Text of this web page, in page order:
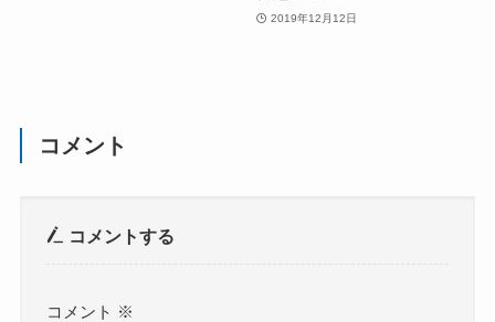
2019年12月12日
コメント
コメントする
コメント ※